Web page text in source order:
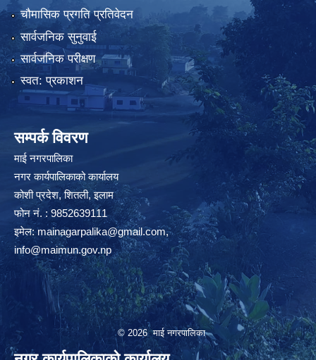
चौमासिक प्रगति प्रतिवेदन
सार्वजनिक सुनुवाई
सार्वजनिक परीक्षण
स्वत: प्रकाशन
सम्पर्क विवरण
माई नगरपालिका
नगर कार्यपालिकाको कार्यालय
कोशी प्रदेश, शितली, इलाम
फोन नं. : 9852639111
इमेल:mainagarpalika@gmail.com,
info@maimun.gov.np
© 2026 माई नगरपालिका